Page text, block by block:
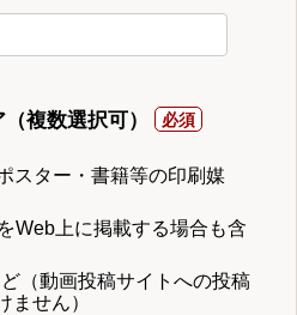
複数選択可）
スター・書籍等の印刷媒
Web上に掲載する場合も含
（動画投稿サイトへの投稿
ません）